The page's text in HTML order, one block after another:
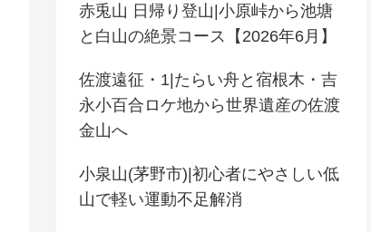
赤兎山 日帰り登山|小原峠から池塘
と白山の絶景コース【2026年6月】
佐渡遠征・1|たらい舟と宿根木・吉
永小百合ロケ地から世界遺産の佐渡
金山へ
小泉山(茅野市)|初心者にやさしい低
山で軽い運動不足解消